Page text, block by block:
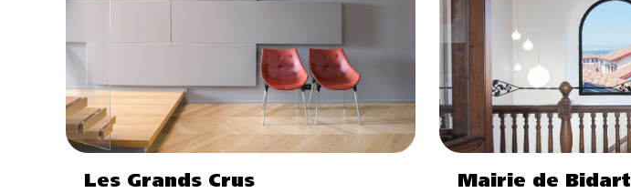
Les Grands Crus Mairie de Bidart